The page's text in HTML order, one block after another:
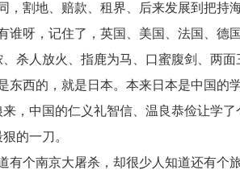
割地、赔款、租界、后来发展到把持
呀，记住了，英国、美国、法国、德
杀人放火、指鹿为马、口蜜腹剑、两
西的，就是日本。本来日本是中国的
，中国的仁义礼智信、温良恭俭让学
的一刀。
个南京大屠杀，却很少人知道还有个